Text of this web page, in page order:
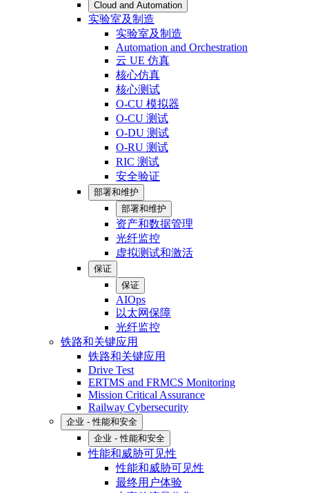
Cloud and Automation
实验室及制造
实验室及制造
Automation and Orchestration
云 UE 仿真
核心仿真
核心测试
O-CU 模拟器
O-CU 测试
O-DU 测试
O-RU 测试
RIC 测试
安全验证
部署和维护
部署和维护
资产和数据管理
光纤监控
虚拟测试和激活
保证
保证
AIOps
以太网保障
光纤监控
铁路和关键应用
铁路和关键应用
Drive Test
ERTMS and FRMCS Monitoring
Mission Critical Assurance
Railway Cybersecurity
企业 - 性能和安全
企业 - 性能和安全
性能和威胁可见性
性能和威胁可见性
最终用户体验